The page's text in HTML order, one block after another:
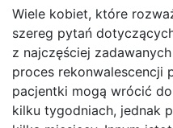
Wiele kobiet, które
szereg pytań
z najczęściej
proces rekonwalescencji
pacjentki mogą wrócić
kilku tygodniach, jednak